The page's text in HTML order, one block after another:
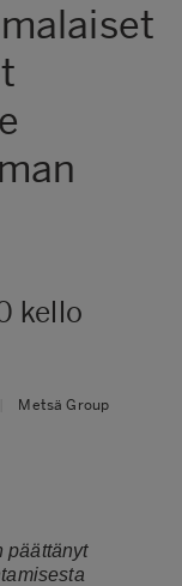
kello
Metsä Group
päättänyt